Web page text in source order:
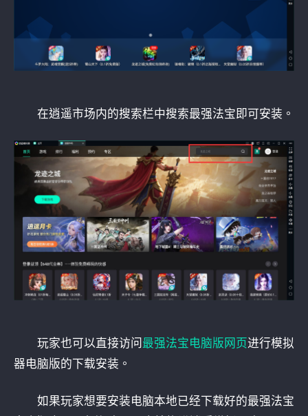
在逍遥市场内的搜索栏中搜索最强法宝即可安装。
玩家也可以直接访问最强法宝电脑版网页进行模拟
器电脑版的下载安装。
如果玩家想要安装电脑本地已经下载好的最强法宝